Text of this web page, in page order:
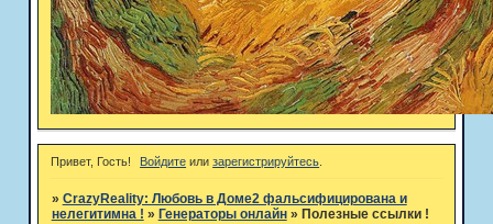
Привет, Гость! Войдите илизарегистрируйтесь
» CrazyReality: Любовь в Доме2 фальсифицирована и
нелегитимна ! » Генераторы онлайн » Полезные ссылки !